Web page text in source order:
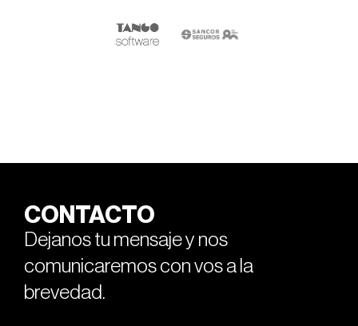
CONTACTO
Dejanos tu mensaje y nos
comunicaremos con vos a la
brevedad.